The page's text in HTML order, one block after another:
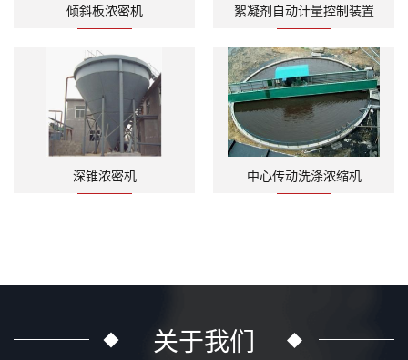
倾斜板浓密机
深锥浓密机
絮凝剂自动计量控制装置
中心传动洗涤浓缩机
关于我们